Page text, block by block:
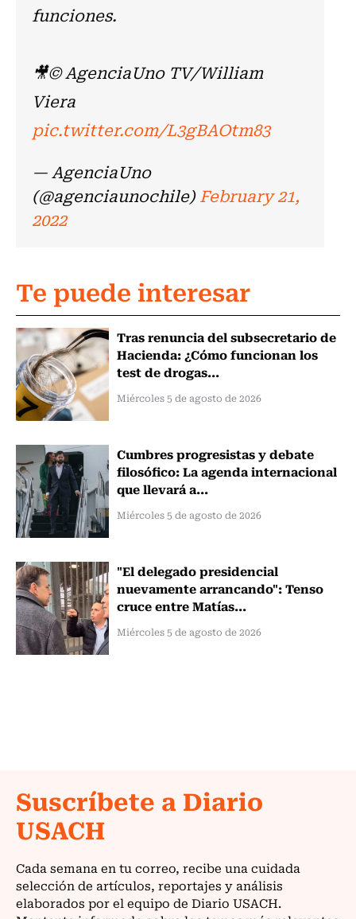
funciones.
🎥© AgenciaUno TV/William
Viera
pic.twitter.com/L3gBAOtm83
— AgenciaUno
(@agenciaunochile)February 21,
2022
Te puede interesar
Tras renuncia del subsecretario de
Hacienda: ¿Cómo funcionan los
test de drogas...
Miércoles 5 de agosto de 2026
Cumbres progresistas y debate
filosófico: La agenda internacional
que llevará a...
Miércoles 5 de agosto de 2026
"El delegado presidencial
nuevamente arrancando": Tenso
cruce entre Matías...
Miércoles 5 de agosto de 2026